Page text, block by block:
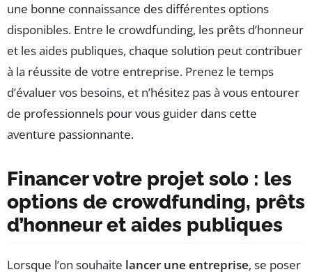
une bonne connaissance des différentes options
disponibles. Entre le crowdfunding, les prêts d’honneur
et les aides publiques, chaque solution peut contribuer
à la réussite de votre entreprise. Prenez le temps
d’évaluer vos besoins, et n’hésitez pas à vous entourer
de professionnels pour vous guider dans cette
aventure passionnante.
Financer votre projet solo : les
options de crowdfunding, prêts
d’honneur et aides publiques
Lorsque l’on souhaite lancer une entreprise, se poser